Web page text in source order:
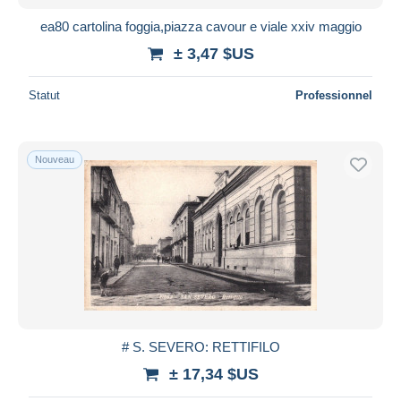
ea80 cartolina foggia,piazza cavour e viale xxiv maggio
± 3,47 $US
Statut Professionnel
Nouveau
# S. SEVERO: RETTIFILO
± 17,34 $US